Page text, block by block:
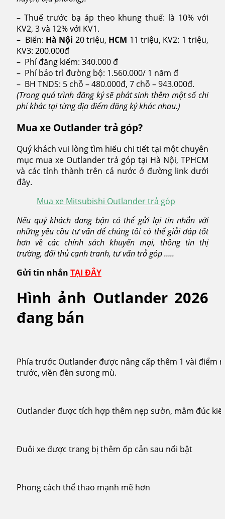
– Thuế trước bạ áp theo khung thuế: là 10% với
KV2, 3 và 12% với KV1.
– Biển: Hà Nội 20 triệu, HCM 11 triệu, KV2: 1 triệu,
KV3: 200.000đ
– Phí đăng kiểm: 340.000 đ
– Phí bảo trì đường bộ: 1.560.000/ 1 năm đ
– BH TNDS: 5 chỗ – 480.000đ, 7 chỗ – 943.000đ.
(Trong quá trình đăng ký sẽ phát sinh thêm một số chi
phí khác tại từng địa điểm đăng ký khác nhau.)
Mua xe Outlander trả góp?
Quý khách vui lòng tìm hiểu chi tiết tại một chuyên
mục mua xe Outlander trả góp tại Hà Nội, TPHCM
và các tỉnh thành trên cả nước ở đường link dưới
đây.
Mua xe Mitsubishi Outlander trả góp
Nếu quý khách đang bận có thể gửi lại tin nhắn với
những yêu cầu tư vấn để chúng tôi có thể giải đáp tốt
hơn về các chính sách khuyến mại, thông tin thị
trường, đối thủ cạnh tranh, tư vấn trả góp …..
Gửi tin nhắn TẠI ĐÂY
Hình ảnh Outlander 2026
đang bán
Phía trước Outlander được nâng cấp thêm 1 vài điểm
trước, viền đèn sương mù.
Outlander được tích hợp thêm nẹp sườn, mâm đúc
Đuôi xe được trang bị thêm ốp cản sau nổi bật
Phong cách thể thao mạnh mẽ hơn